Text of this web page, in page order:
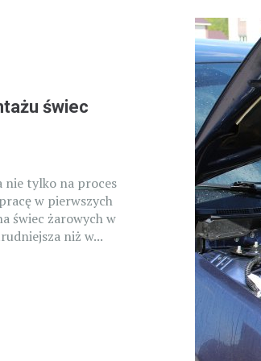
świec
nie tylko na proces
w pierwszych
świec żarowych w
niż w...